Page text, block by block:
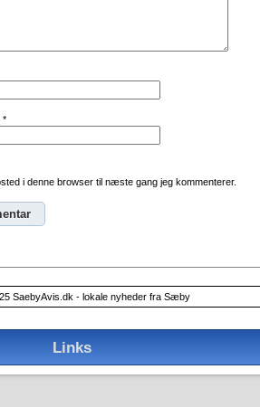
*
i denne browser til næste gang jeg kommenterer.
SaebyAvis.dk - lokale nyheder fra Sæby
Links